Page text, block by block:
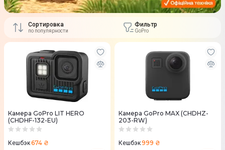
Сортировка
по популярности
Фильтр
GoPro
Камера GoPro LIT HERO
(CHDHF-132-EU)
Кешбэк674 ₴
Камера GoPro MAX (CHDHZ-
203-RW)
Кешбэк999 ₴